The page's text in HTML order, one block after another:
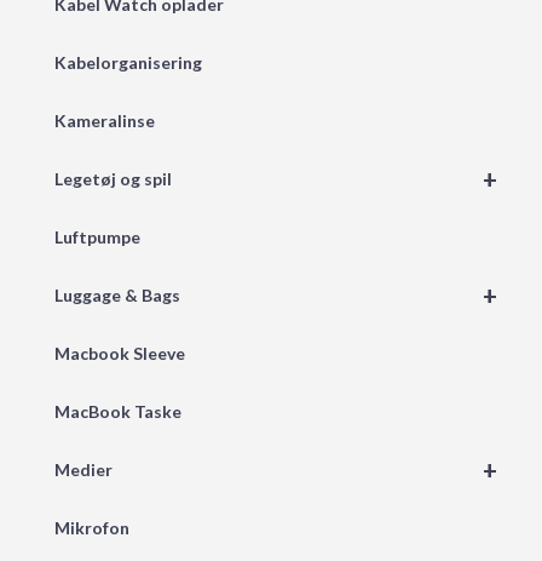
Kabelorganisering
Kameralinse
+
Legetøj og spil
Luftpumpe
+
Luggage & Bags
Macbook Sleeve
MacBook Taske
+
Medier
Mikrofon